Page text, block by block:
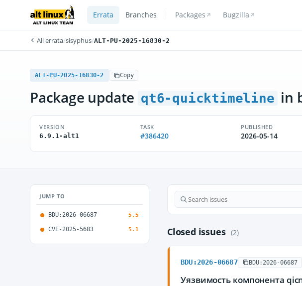
Errata Branches Packages Bugzilla
All errata/sisyphus/ALT-PU-2025-16830-2
ALT-PU-2025-16830-2 Copy
Package update qt6-quicktimeline in
VERSION
6.9.1-alt1
TASK
#386420
PUBLISHED
2026-05-14
JUMP TO
BDU:2026-06687 5.5
CVE-2025-5683 5.1 Closed issues (2)
BDU:2026-06687 BDU:2026-06687
Уязвимость компонента